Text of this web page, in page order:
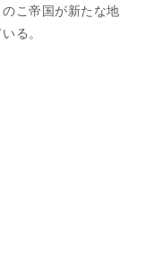
こ帝国が新たな地
る。